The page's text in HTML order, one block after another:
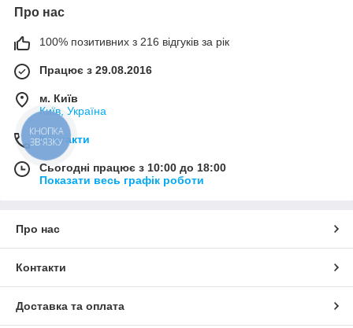
Про нас
100% позитивних з 216 відгуків за рік
Працює з 29.08.2016
м. Київ
Київ, Україна
Контакти
Сьогодні працює з 10:00 до 18:00
Показати весь графік роботи
Про нас
Контакти
Доставка та оплата
КНОПКА
ЗВ'ЯЗКУ